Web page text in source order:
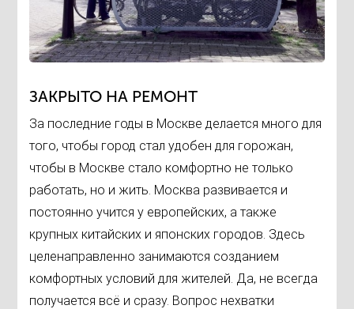
ЗАКРЫТО НА РЕМОНТ
За последние годы в Москве делается много для
того, чтобы город стал удобен для горожан,
чтобы в Москве стало комфортно не только
работать, но и жить. Москва развивается и
постоянно учится у европейских, а также
крупных китайских и японских городов. Здесь
целенаправленно занимаются созданием
комфортных условий для жителей. Да, не всегда
получается всё и сразу. Вопрос нехватки